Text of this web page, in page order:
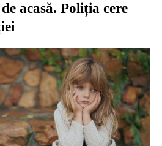
acasă. Poliția cere